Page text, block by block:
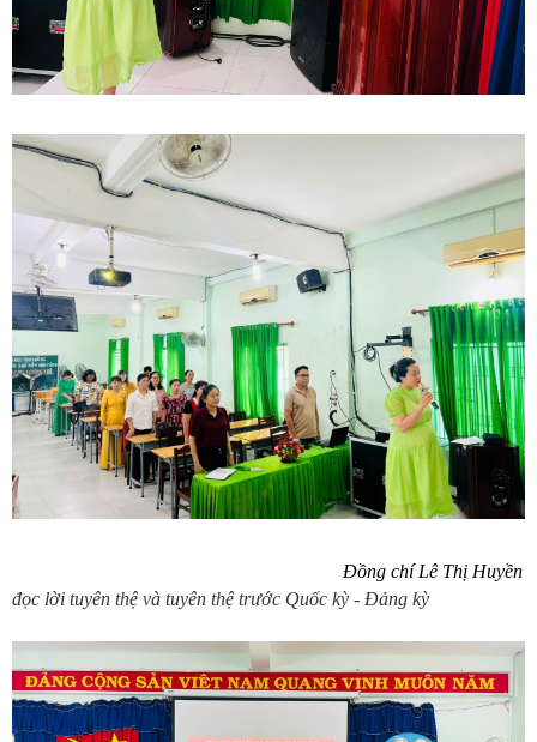
Đồng chí Lê Thị Huyền
đọc lời tuyên thệ và tuyên thệ trước Quốc kỳ - Đảng kỳ